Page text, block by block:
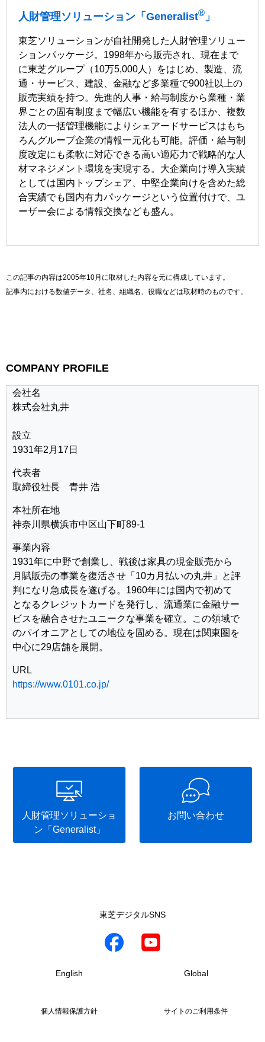
人財管理ソリューション「Generalist® 」
東芝ソリューションが自社開発した人財管理ソリュー
ションパッケージ。1998年から販売され、現在まで
に東芝グループ（10万5,000人）をはじめ、製造、流
通・サービス、建設、金融など多業種で900社以上の
販売実績を持つ。先進的人事・給与制度から業種・業
界ごとの固有制度まで幅広い機能を有するほか、複数
法人の一括管理機能によりシェアードサービスはもち
ろんグループ企業の情報一元化も可能。評価・給与制
度改定にも柔軟に対応できる高い適応力で戦略的な人
材マネジメント環境を実現する。大企業向け導入実績
としては国内トップシェア、中堅企業向けを含めた総
合実績でも国内有力パッケージという位置付けで、ユ
ーザー会による情報交換なども盛ん。
この記事の内容は2005年10月に取材した内容を元に構成しています。
記事内における数値データ、社名、組織名、役職などは取材時のものです。
COMPANY PROFILE
会社名
株式会社丸井
設立
1931年2月17日
代表者
取締役社長 青井 浩
本社所在地
神奈川県横浜市中区山下町89-1
事業内容
1931年に中野で創業し、戦後は家具の現金販売から
月賦販売の事業を復活させ「10カ月払いの丸井」と評
判になり急成長を遂げる。1960年には国内で初めて
となるクレジットカードを発行し、流通業に金融サー
ビスを融合させたユニークな事業を確立。この領域で
のパイオニアとしての地位を固める。現在は関東圏を
中心に29店舗を展開。
URL
https://www.0101.co.jp/
人財管理ソリューショ
ン「Generalist」
お問い合わせ
東芝デジタルSNS
English Global
個人情報保護方針 サイトのご利用条件